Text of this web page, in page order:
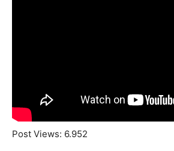
Post Views: 6.952